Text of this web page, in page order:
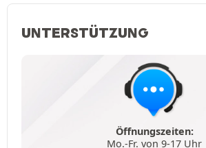
UNTERSTÜTZUNG
Öffnungszeiten:
Mo.-Fr. von 9-17 Uhr